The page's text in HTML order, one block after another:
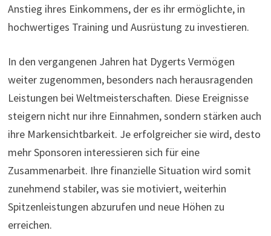
Anstieg ihres Einkommens, der es ihr ermöglichte, in
hochwertiges Training und Ausrüstung zu investieren.
In den vergangenen Jahren hat Dygerts Vermögen
weiter zugenommen, besonders nach herausragenden
Leistungen bei Weltmeisterschaften. Diese Ereignisse
steigern nicht nur ihre Einnahmen, sondern stärken auch
ihre Markensichtbarkeit. Je erfolgreicher sie wird, desto
mehr Sponsoren interessieren sich für eine
Zusammenarbeit. Ihre finanzielle Situation wird somit
zunehmend stabiler, was sie motiviert, weiterhin
Spitzenleistungen abzurufen und neue Höhen zu
erreichen.